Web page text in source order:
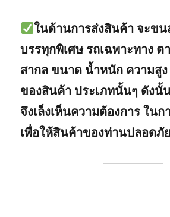
ในด้านการส่งสินค้า จะขน
บรรทุกพิเศษ รถเฉพาะทาง ต
สากล ขนาด น้ำหนัก ความสู
ของสินค้า ประเภทนั้นๆ ดังนั้
จึงเล็งเห็นความต้องการ ใน
เพื่อให้สินค้าของท่านปลอดภัย